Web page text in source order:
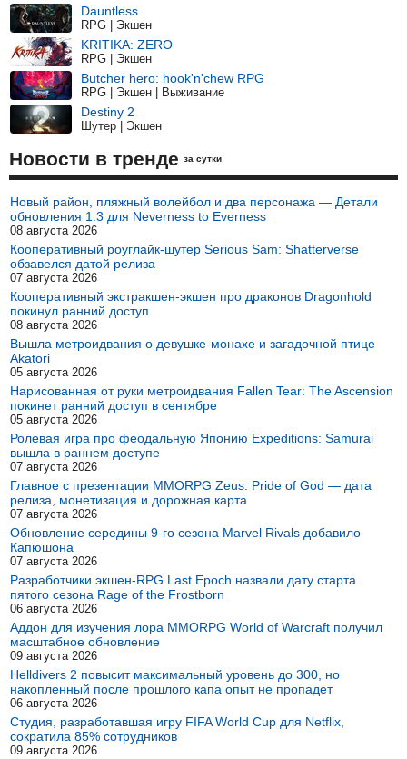
Dauntless
RPG | Экшен
KRITIKA: ZERO
RPG | Экшен
Butcher hero: hook'n'chew RPG
RPG | Экшен | Выживание
Destiny 2
Шутер | Экшен
Новости в тренде за сутки
Новый район, пляжный волейбол и два персонажа — Детали
обновления 1.3 для Neverness to Everness
08 августа 2026
Кооперативный роуглайк-шутер Serious Sam: Shatterverse
обзавелся датой релиза
07 августа 2026
Кооперативный экстракшен-экшен про драконов Dragonhold
покинул ранний доступ
08 августа 2026
Вышла метроидвания о девушке-монахе и загадочной птице
Akatori
05 августа 2026
Нарисованная от руки метроидвания Fallen Tear: The Ascension
покинет ранний доступ в сентябре
05 августа 2026
Ролевая игра про феодальную Японию Expeditions: Samurai
вышла в раннем доступе
07 августа 2026
Главное с презентации MMORPG Zeus: Pride of God — дата
релиза, монетизация и дорожная карта
07 августа 2026
Обновление середины 9-го сезона Marvel Rivals добавило
Капюшона
07 августа 2026
Разработчики экшен-RPG Last Epoch назвали дату старта
пятого сезона Rage of the Frostborn
06 августа 2026
Аддон для изучения лора MMORPG World of Warcraft получил
масштабное обновление
09 августа 2026
Helldivers 2 повысит максимальный уровень до 300, но
накопленный после прошлого капа опыт не пропадет
06 августа 2026
Студия, разработавшая игру FIFA World Cup для Netflix,
сократила 85% сотрудников
09 августа 2026